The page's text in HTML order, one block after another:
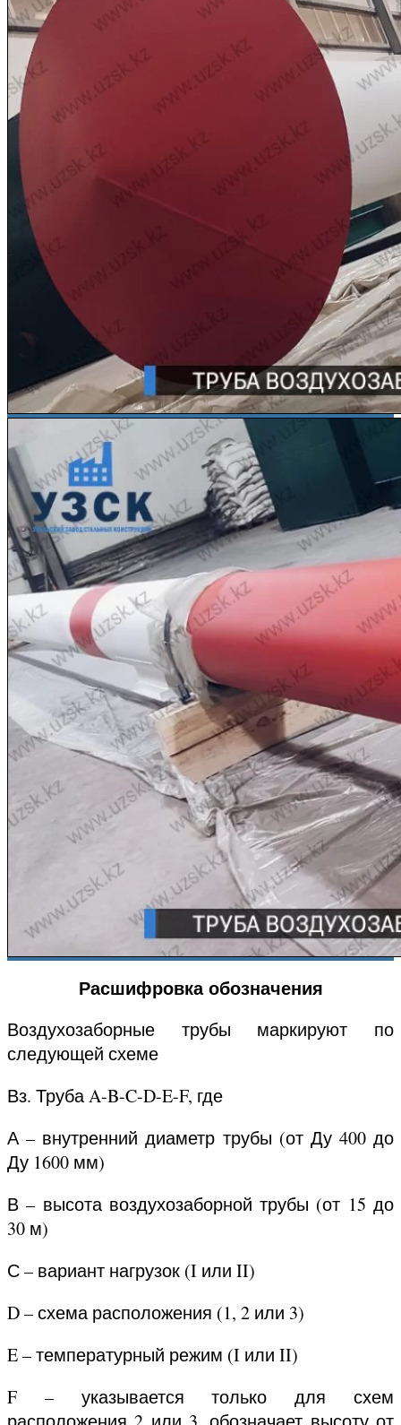
Расшифровка обозначения
Воздухозаборные трубы маркируют по
следующей схеме
Вз. Труба A-B-C-D-E-F, где
А – внутренний диаметр трубы (от Ду 400 до
Ду 1600 мм)
В – высота воздухозаборной трубы (от 15 до
30 м)
С – вариант нагрузок (I или II)
D – схема расположения (1, 2 или 3)
E – температурный режим (I или II)
F – указывается только для схем